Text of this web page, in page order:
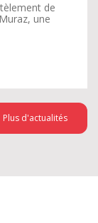
de
une
Plus d'actualités